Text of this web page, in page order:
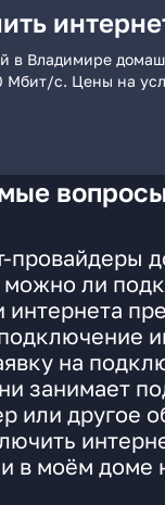
й в Владимире
Мбит/с. Цены на
провайдеры
можно ли
интернета
на
занимает
или другое
в моём доме